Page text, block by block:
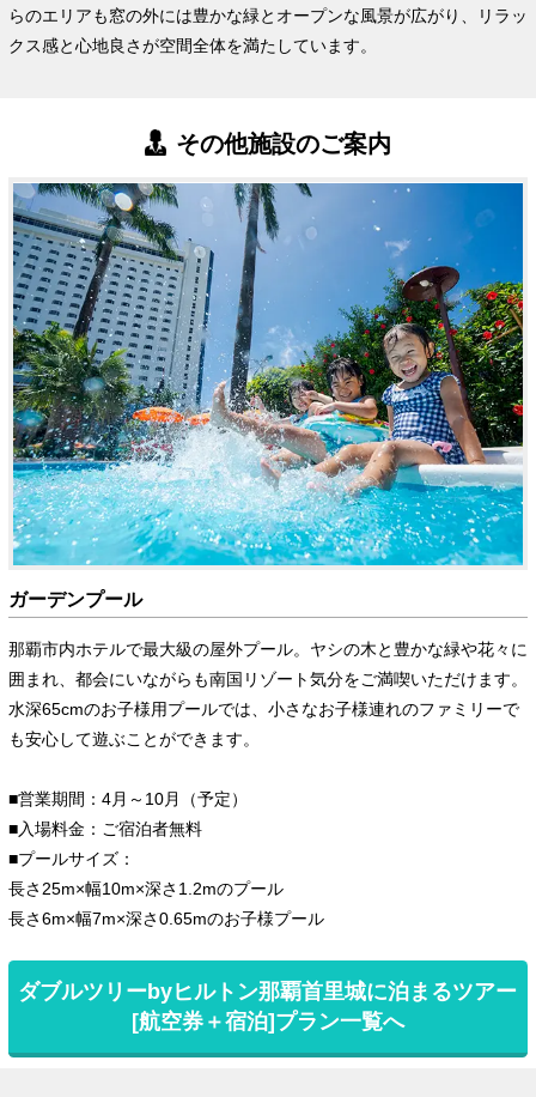
らのエリアも窓の外には豊かな緑とオープンな風景が広がり、リラッ
クス感と心地良さが空間全体を満たしています。
その他施設のご案内
ガーデンプール
那覇市内ホテルで最大級の屋外プール。ヤシの木と豊かな緑や花々に
囲まれ、都会にいながらも南国リゾート気分をご満喫いただけます。
水深65cmのお子様用プールでは、小さなお子様連れのファミリーで
も安心して遊ぶことができます。
■営業期間：4月～10月（予定）
■入場料金：ご宿泊者無料
■プールサイズ：
長さ25m×幅10m×深さ1.2mのプール
長さ6m×幅7m×深さ0.65mのお子様プール
ダブルツリーbyヒルトン那覇首里城に泊まるツアー
[航空券＋宿泊]プラン一覧へ